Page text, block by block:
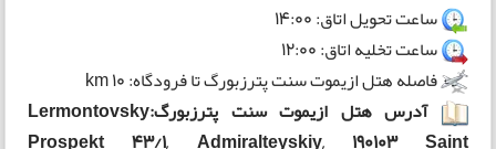
ساعت تحویل اتاق: 14:00
ساعت تخلیه اتاق: 12:00
فاصله هتل ازیموت سنت پترزبورگ تا فرودگاه: 10 km
آدرس هتل ازیموت سنت پترزبورگ:Lermontovsky